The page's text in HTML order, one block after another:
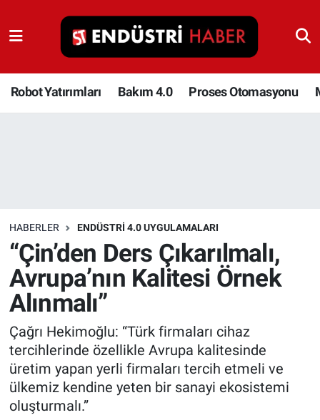
Robot Yatırımları Bakım 4.0 Proses Otomasyonu
HABERLER ENDÜSTRI 4.0 UYGULAMALARI
“Çin’den Ders Çıkarılmalı,
Avrupa’nın Kalitesi Örnek
Alınmalı”
Çağrı Hekimoğlu: “Türk firmaları cihaz
tercihlerinde özellikle Avrupa kalitesinde
üretim yapan yerli firmaları tercih etmeli ve
ülkemiz kendine yeten bir sanayi ekosistemi
oluşturmalı.”
Robot Yatırımları
Bakım 4.0
Depolama Çözümleri
İnşaat ve Malzeme
HaberOrtak
EndüstriST
Enerjisini Üreten Fabrikalar